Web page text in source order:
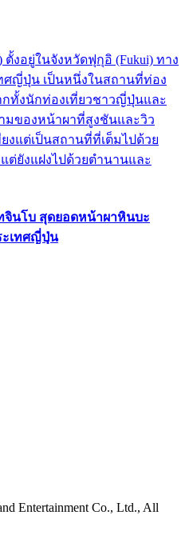
ตั้งอยู่ในจังหวัดฟุกุอิ (Fukui) ทาง
ศญี่ปุ่น เป็นหนึ่งในสถานที่ท่อง
ทั้งนักท่องเที่ยวชาวญี่ปุ่นและ
มของหน้าผาที่สูงชันและวิว
งแต่เป็นสถานที่ที่เต็มไปด้วย
ต่ยังแฝงไปด้วยตำนานและ
จินโบ สุดยอดหน้าผาหินบะ
ะเทศญี่ปุ่น
Entertainment Co., Ltd., All